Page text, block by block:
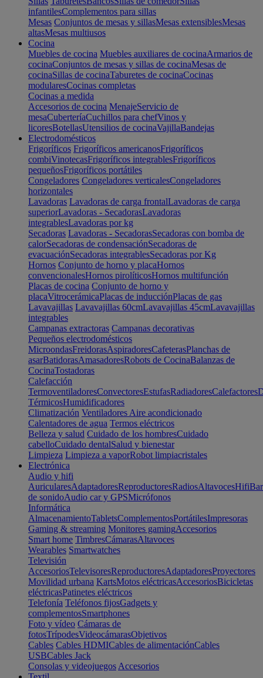
infantilesComplementos para sillas
Mesas Conjuntos de mesas y sillasMesas extensiblesMesas
altasMesas multiusos
Cocina
Muebles de cocina Muebles auxiliares de cocinaArmarios de
cocinaConjuntos de mesas y sillas de cocinaMesas de
cocinaSillas de cocinaTaburetes de cocinaCocinas
modularesCocinas completas
Cocinas a medida
Accesorios de cocina MenajeServicio de
mesaCuberteríaCuchillos para chefVinos y
licoresBotellasUtensilios de cocinaVajillaBandejas
Electrodomésticos
Frigoríficos Frigoríficos americanosFrigoríficos
combiVinotecasFrigoríficos integrablesFrigoríficos
pequeñosFrigoríficos portátiles
Congeladores Congeladores verticalesCongeladores
horizontales
Lavadoras Lavadoras de carga frontalLavadoras de carga
superiorLavadoras - SecadorasLavadoras
integrablesLavadoras por kg
Secadoras Lavadoras - SecadorasSecadoras con bomba de
calorSecadoras de condensaciónSecadoras de
evacuaciónSecadoras integrablesSecadoras por Kg
Hornos Conjunto de horno y placaHornos
convencionalesHornos pirolíticosHornos multifunción
Placas de cocina Conjunto de horno y
placaVitrocerámicaPlacas de inducciónPlacas de gas
Lavavajillas Lavavajillas 60cmLavavajillas 45cmLavavajillas
integrables
Campanas extractoras Campanas decorativas
Pequeños electrodomésticos
MicroondasFreidorasAspiradoresCafeterasPlanchas de
asarBatidorasAmasadoresRobots de CocinaBalanzas de
CocinaTostadoras
Calefacción
TermoventiladoresConvectoresEstufasRadiadoresCalefactores
TérmicosHumidificadores
Climatización Ventiladores Aire acondicionado
Calentadores de agua Termos eléctricos
Belleza y salud Cuidado de los hombresCuidado
cabelloCuidado dentalSalud y bienestar
Limpieza Limpieza a vaporRobot limpiacristales
Electrónica
Audio y hifi
AuricularesAdaptadoresReproductoresRadiosAltavocesHifi
de sonidoAudio car y GPSMicrófonos
Informática
AlmacenamientoTabletsComplementosPortátilesImpresoras
Gaming & streaming Monitores gamingAccesorios
Smart home TimbresCámarasAltavoces
Wearables Smartwatches
Televisión
AccesoriosTelevisoresReproductoresAdaptadoresProyectores
Movilidad urbana KartsMotos eléctricasAccesoriosBicicletas
eléctricasPatinetes eléctricos
Telefonía Teléfonos fijosGadgets y
complementosSmartphones
Foto y vídeo Cámaras de
fotosTrípodesVideocámarasObjetivos
Cables Cables HDMICables de alimentaciónCables
USBCables Jack
Consolas y videojuegos Accesorios